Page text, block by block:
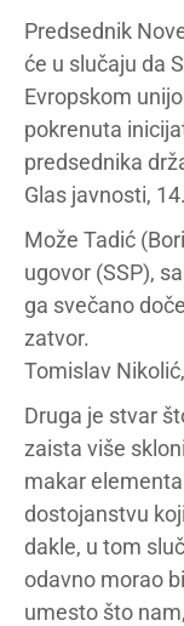
Predsednik
će u slučaju da
Evropskom
pokrenuta
predsednika
Glas javnosti,
Može Tadić
ugovor (SSP),
ga svečano
zatvor.
Tomislav
Druga je stvar
zaista više
makar
dostojanstvu
dakle, u tom
odavno morao
umesto što